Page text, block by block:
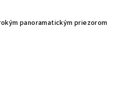
panoramatickým priezorom